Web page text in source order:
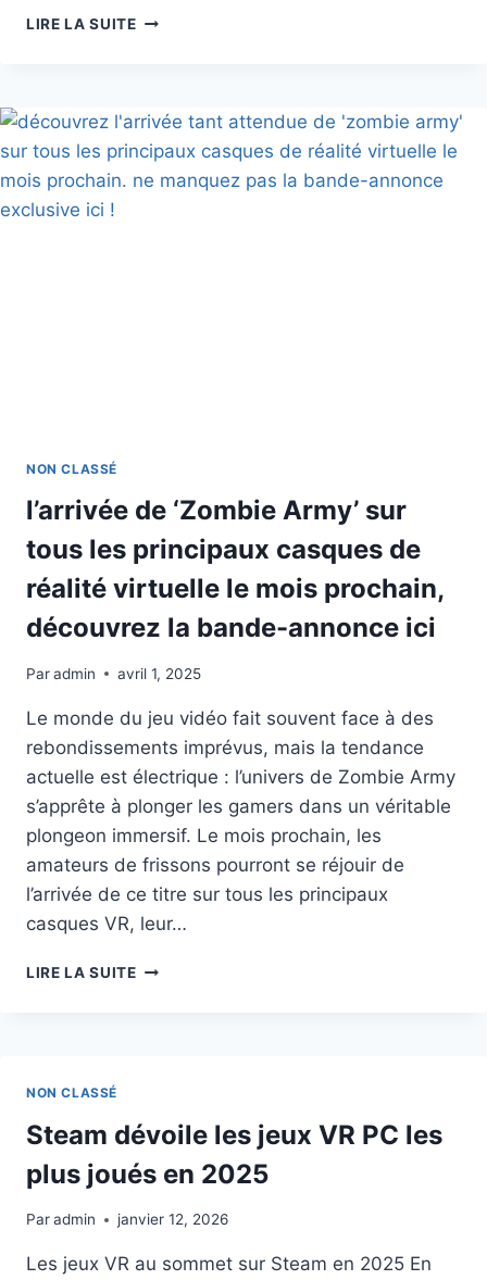
LIRE LA SUITELES
QUEST
:
ÉCONOMIES
IMMANENTES
NON CLASSÉ
l’arrivée de ‘Zombie Army’ sur
tous les principaux casques de
réalité virtuelle le mois prochain,
découvrez la bande-annonce ici
Paradmin avril 1, 2025
Le monde du jeu vidéo fait souvent face à des
rebondissements imprévus, mais la tendance
actuelle est électrique : l’univers de Zombie Army
s’apprête à plonger les gamers dans un véritable
plongeon immersif. Le mois prochain, les
amateurs de frissons pourront se réjouir de
l’arrivée de ce titre sur tous les principaux
casques VR, leur…
LIRE LA SUITEL’ARRIVÉE
PRINCIPAUX
CASQUES
DE
VIRTUELLE
MOIS
NON CLASSÉ
Steam dévoile les jeux VR PC les
plus joués en 2025
Paradmin janvier 12, 2026
Les jeux VR au sommet sur Steam en 2025 En